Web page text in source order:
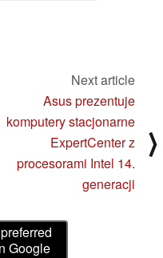
Next article
Asus prezentuje
komputery stacjonarne
ExpertCenter z
procesorami Intel 14.
generacji
⟩
Google